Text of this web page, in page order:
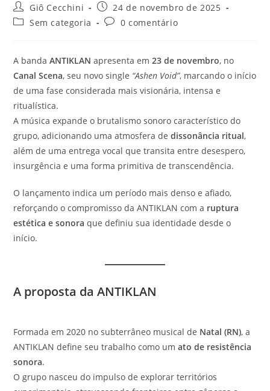
Autor
do
post:
Giô Cecchini
Post
publicado:
24 de novembro de 2025
Categoria
Sem categoria
Comentários
0 comentário
A bandaANTIKLAN apresenta em23 de novembro, no
Canal Scena, seu novo single “Ashen Void”, marcando o início
de uma fase considerada mais visionária, intensa e
ritualística.
A música expande o brutalismo sonoro característico do
grupo, adicionando uma atmosfera dedissonância ritual,
além de uma entrega vocal que transita entre desespero,
insurgência e uma forma primitiva de transcendência.
O lançamento indica um período mais denso e afiado,
reforçando o compromisso da ANTIKLAN com a ruptura
estética e sonora que definiu sua identidade desde o
início.
A proposta da ANTIKLAN
Formada em 2020 no subterrâneo musical de Natal (RN), a
ANTIKLAN define seu trabalho como umato de resistência
sonora.
O grupo nasceu do impulso de explorar territórios